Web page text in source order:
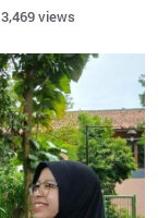
3,469 views